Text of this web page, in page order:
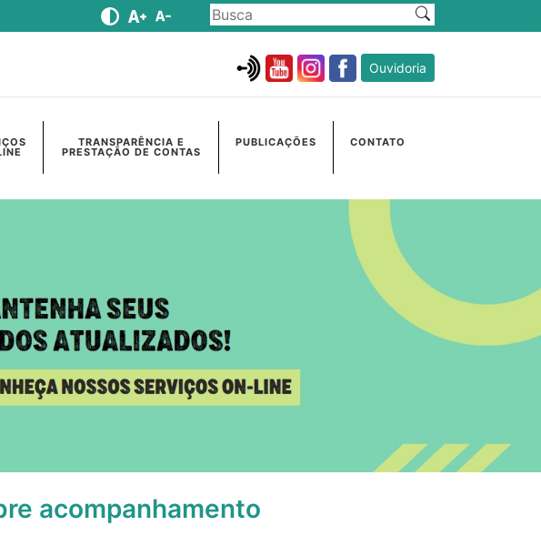
Ouvidoria
TRANSPARÊNCIA E
PRESTAÇÃO DE CONTAS
PUBLICAÇÕES CONTATO
acompanhamento